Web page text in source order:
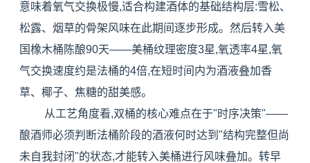
意味着氧气交换极慢,适合构建酒体的基础结构层:雪松、
松露、烟草的骨架风味在此期间逐步形成。然后转入美
国橡木桶陈酿90天——美桶纹理密度3星,氧透率4星,氧
气交换速度约是法桶的4倍,在短时间内为酒液叠加香
草、椰子、焦糖的甜美感。
从工艺角度看,双桶的核心难点在于"时序决策"——
酿酒师必须判断法桶阶段的酒液何时达到"结构完整但尚
未自我封闭"的状态,才能转入美桶进行风味叠加。转早